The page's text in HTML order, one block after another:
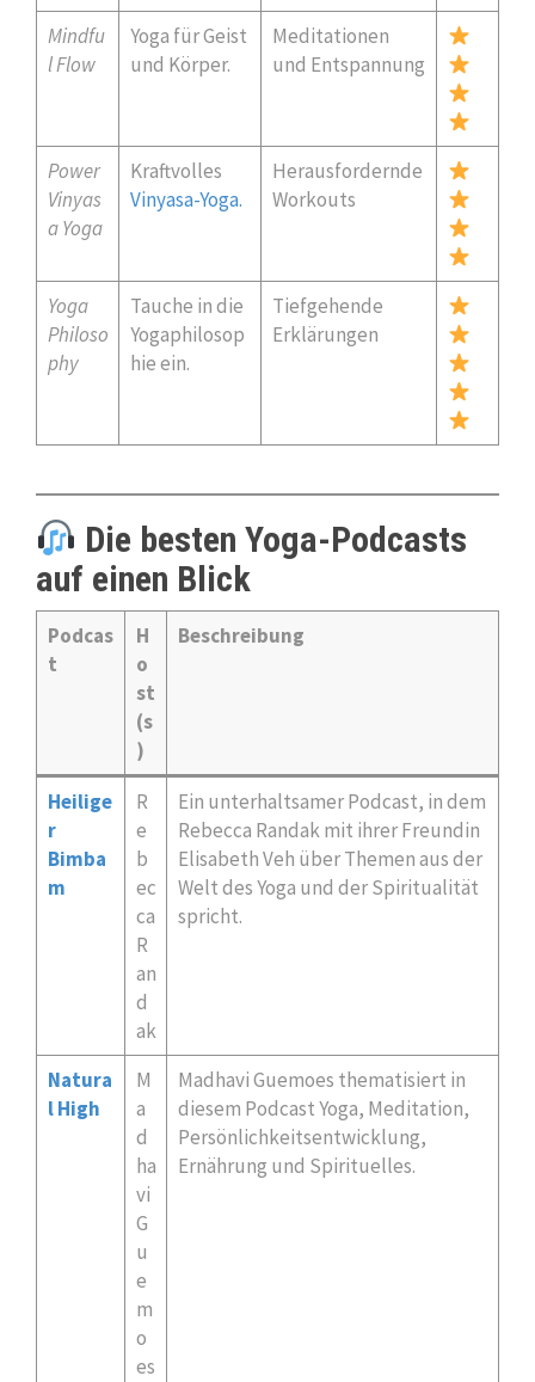
Mindfu
l Flow
Yoga für Geist
und Körper.
Meditationen
und Entspannung
Power
Vinyas
a Yoga
Kraftvolles
Vinyasa-Yoga.
Herausfordernde
Workouts
Yoga
Philoso
phy
Tauche in die
Yogaphilosop
hie ein.
Tiefgehende
Erklärungen
Die besten Yoga-Podcasts
auf einen Blick
Podcas
t
H
o
st
(s
)
Beschreibung
Heilige
r
Bimba
m
R
e
b
ec
ca
R
an
d
ak
Ein unterhaltsamer Podcast, in dem
Rebecca Randak mit ihrer Freundin
Elisabeth Veh über Themen aus der
Welt des Yoga und der Spiritualität
spricht.
Natura
l High
M
a
d
ha
vi
G
u
e
m
o
es
Madhavi Guemoes thematisiert in
diesem Podcast Yoga, Meditation,
Persönlichkeitsentwicklung,
Ernährung und Spirituelles.